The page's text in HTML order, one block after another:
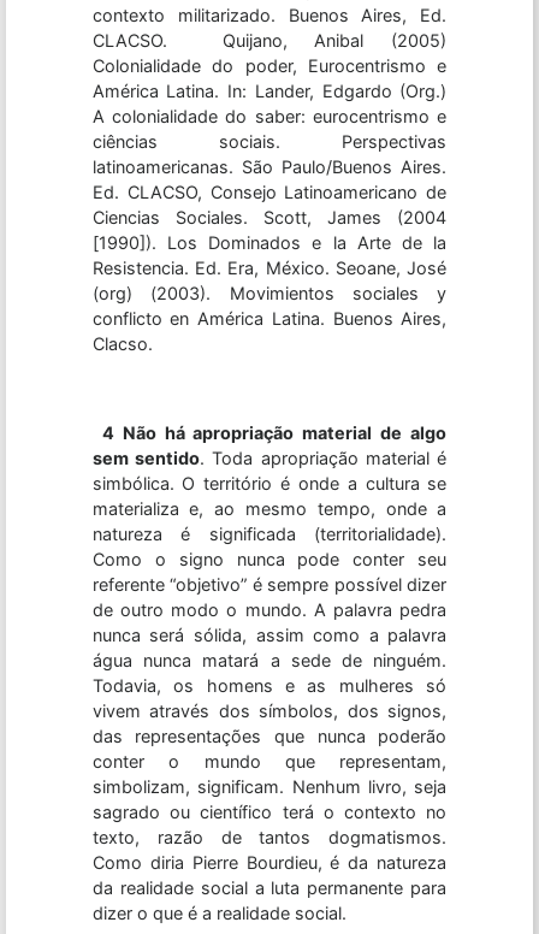
contexto militarizado. Buenos Aires, Ed.
CLACSO. Quijano, Anibal (2005)
Colonialidade do poder, Eurocentrismo e
América Latina. In: Lander, Edgardo (Org.)
A colonialidade do saber: eurocentrismo e
ciências sociais. Perspectivas
latinoamericanas. São Paulo/Buenos Aires.
Ed. CLACSO, Consejo Latinoamericano de
Ciencias Sociales. Scott, James (2004
[1990]). Los Dominados e la Arte de la
Resistencia. Ed. Era, México. Seoane, José
(org) (2003). Movimientos sociales y
conflicto en América Latina. Buenos Aires,
Clacso.
4 Não há apropriação material de algo
sem sentido. Toda apropriação material é
simbólica. O território é onde a cultura se
materializa e, ao mesmo tempo, onde a
natureza é significada (territorialidade).
Como o signo nunca pode conter seu
referente “objetivo” é sempre possível dizer
de outro modo o mundo. A palavra pedra
nunca será sólida, assim como a palavra
água nunca matará a sede de ninguém.
Todavia, os homens e as mulheres só
vivem através dos símbolos, dos signos,
das representações que nunca poderão
conter o mundo que representam,
simbolizam, significam. Nenhum livro, seja
sagrado ou científico terá o contexto no
texto, razão de tantos dogmatismos.
Como diria Pierre Bourdieu, é da natureza
da realidade social a luta permanente para
dizer o que é a realidade social.